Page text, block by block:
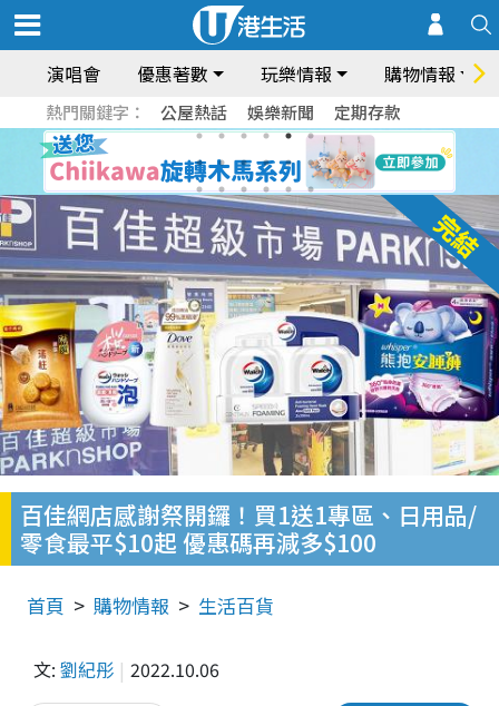
演唱會 優惠著數 玩樂情報 購物情報
熱門關鍵字： 公屋熱話 娛樂新聞 定期存款
百佳網店感謝祭開鑼！買1送1專區、日用品/
零食最平$10起 優惠碼再減多$100
首頁 購物情報 生活百貨
文: 劉紀彤 2022.10.06